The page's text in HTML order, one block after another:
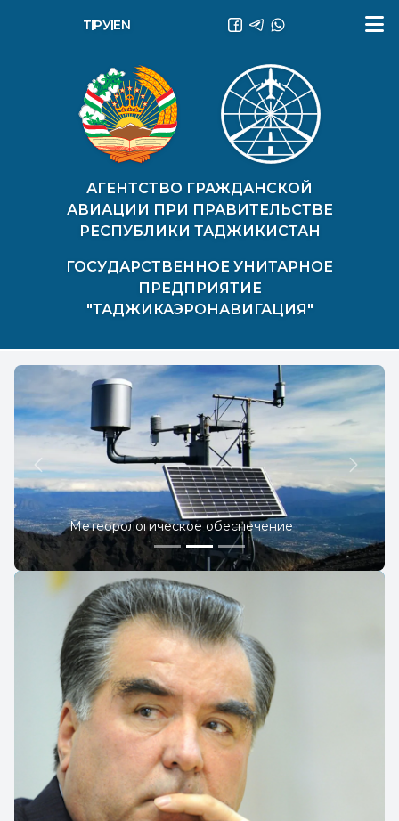
АГЕНТСТВО ГРАЖДАНСКОЙ
АВИАЦИИ ПРИ ПРАВИТЕЛЬСТВЕ
РЕСПУБЛИКИ ТАДЖИКИСТАН
ГОСУДАРСТВЕННОЕ УНИТАРНОЕ
ПРЕДПРИЯТИЕ
"ТАДЖИКАЭРОНАВИГАЦИЯ"
ТҶ РУEN
Метеорологическое обеспечение
Previous